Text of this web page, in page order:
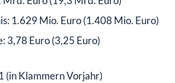
1.629 Mio. Euro (1.408 Mio. Euro)
3,78 Euro (3,25 Euro)
(in Klammern Vorjahr)